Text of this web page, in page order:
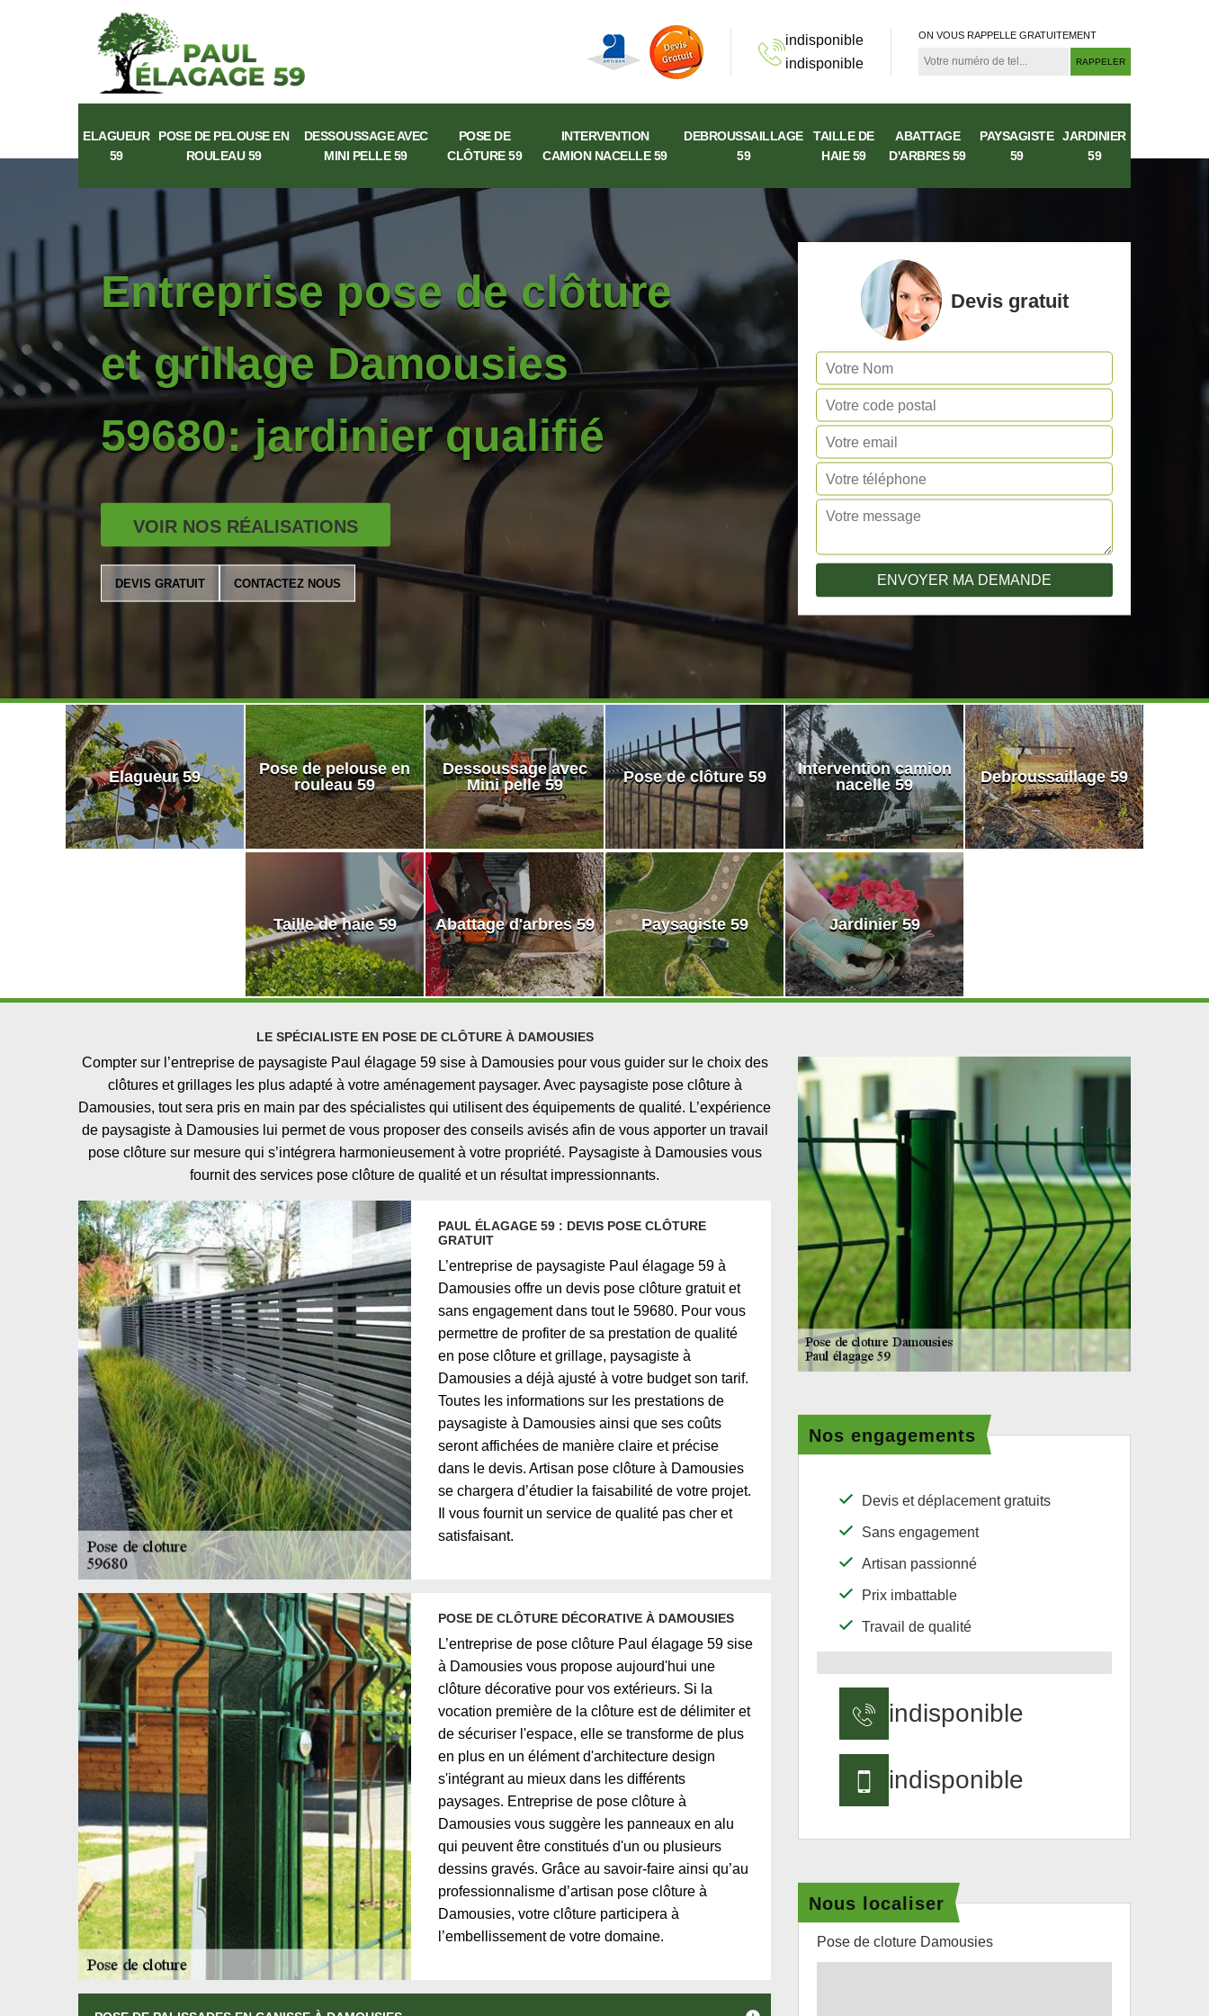
indisponible
indisponible
ON VOUS RAPPELLE GRATUITEMENT
ELAGUEUR
59
POSE DE PELOUSE EN
ROULEAU 59
DESSOUSSAGE AVEC
MINI PELLE 59
POSE DE
CLÔTURE 59
INTERVENTION
CAMION NACELLE 59
DEBROUSSAILLAGE
59
TAILLE DE
HAIE 59
ABATTAGE
D'ARBRES 59
PAYSAGISTE
59
JARDINIER
59
Entreprise pose de clôture
et grillage Damousies
59680: jardinier qualifié
VOIR NOS RÉALISATIONS
DEVIS GRATUIT CONTACTEZ NOUS
Devis gratuit
Elagueur 59
Pose de pelouse en
rouleau 59
Dessoussage avec
Mini pelle 59
Pose de clôture 59
Intervention camion
nacelle 59
Debroussaillage 59
Taille de haie 59 Abattage d'arbres 59 Paysagiste 59 Jardinier 59
LE SPÉCIALISTE EN POSE DE CLÔTURE À DAMOUSIES
Compter sur l’entreprise de paysagiste Paul élagage 59 sise à Damousies pour vous guider sur le choix des
clôtures et grillages les plus adapté à votre aménagement paysager. Avec paysagiste pose clôture à
Damousies, tout sera pris en main par des spécialistes qui utilisent des équipements de qualité. L’expérience
de paysagiste à Damousies lui permet de vous proposer des conseils avisés afin de vous apporter un travail
pose clôture sur mesure qui s’intégrera harmonieusement à votre propriété. Paysagiste à Damousies vous
fournit des services pose clôture de qualité et un résultat impressionnants.
PAUL ÉLAGAGE 59 : DEVIS POSE CLÔTURE
GRATUIT
L’entreprise de paysagiste Paul élagage 59 à
Damousies offre un devis pose clôture gratuit et
sans engagement dans tout le 59680. Pour vous
permettre de profiter de sa prestation de qualité
en pose clôture et grillage, paysagiste à
Damousies a déjà ajusté à votre budget son tarif.
Toutes les informations sur les prestations de
paysagiste à Damousies ainsi que ses coûts
seront affichées de manière claire et précise
dans le devis. Artisan pose clôture à Damousies
se chargera d’étudier la faisabilité de votre projet.
Il vous fournit un service de qualité pas cher et
satisfaisant.
POSE DE CLÔTURE DÉCORATIVE À DAMOUSIES
L’entreprise de pose clôture Paul élagage 59 sise
à Damousies vous propose aujourd'hui une
clôture décorative pour vos extérieurs. Si la
vocation première de la clôture est de délimiter et
de sécuriser l'espace, elle se transforme de plus
en plus en un élément d'architecture design
s'intégrant au mieux dans les différents
paysages. Entreprise de pose clôture à
Damousies vous suggère les panneaux en alu
qui peuvent être constitués d'un ou plusieurs
dessins gravés. Grâce au savoir-faire ainsi qu’au
professionnalisme d’artisan pose clôture à
Damousies, votre clôture participera à
l’embellissement de votre domaine.
Nos engagements
Devis et déplacement gratuits
Sans engagement
Artisan passionné
Prix imbattable
Travail de qualité
indisponible
indisponible
Nous localiser
Pose de cloture Damousies